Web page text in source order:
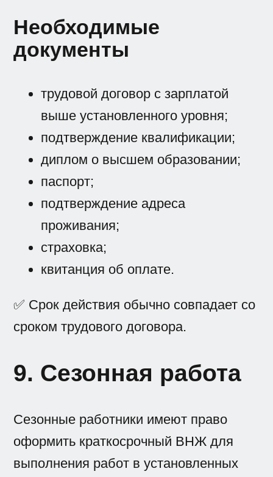
Необходимые
документы
трудовой договор с зарплатой
выше установленного уровня;
подтверждение квалификации;
диплом о высшем образовании;
паспорт;
подтверждение адреса
проживания;
страховка;
квитанция об оплате.
✅ Срок действия обычно совпадает со
сроком трудового договора.
9. Сезонная работа
Сезонные работники имеют право
оформить краткосрочный ВНЖ для
выполнения работ в установленных